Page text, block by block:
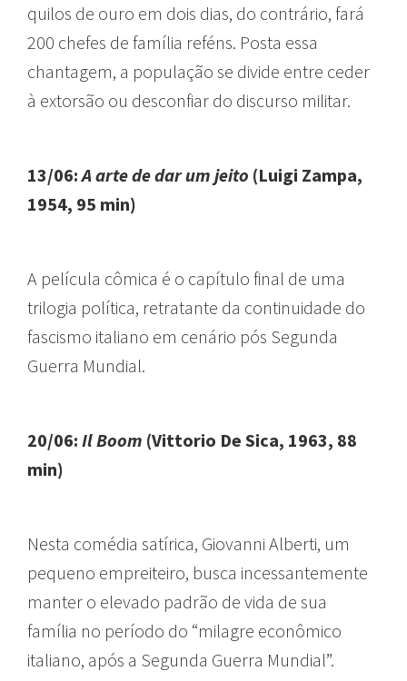
quilos de ouro em dois dias, do contrário, fará
200 chefes de família reféns. Posta essa
chantagem, a população se divide entre ceder
à extorsão ou desconfiar do discurso militar.
13/06:A arte de dar um jeito (Luigi Zampa,
1954, 95 min)
A película cômica é o capítulo final de uma
trilogia política, retratante da continuidade do
fascismo italiano em cenário pós Segunda
Guerra Mundial.
20/06: Il Boom (Vittorio De Sica, 1963, 88
min)
Nesta comédia satírica, Giovanni Alberti, um
pequeno empreiteiro, busca incessantemente
manter o elevado padrão de vida de sua
família no período do “milagre econômico
italiano, após a Segunda Guerra Mundial”.